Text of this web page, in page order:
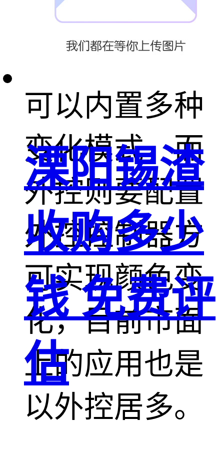
方式，内控无
需外接控制器
可以内置多种
变化模式，而
外控则要配置
外控控制器方
可实现颜色变
化，目前市面
上的应用也是
以外控居多。
溧阳锡渣
收购多少
钱 免费评
估